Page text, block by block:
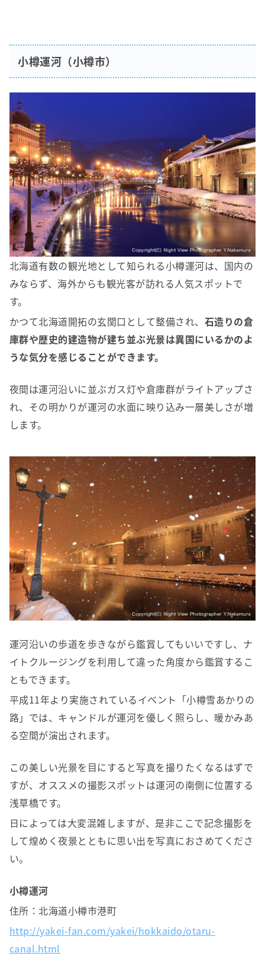
小樽運河（小樽市）
北海道有数の観光地として知られる小樽運河は、国内の
みならず、海外からも観光客が訪れる人気スポットで
す。
かつて北海道開拓の玄関口として整備され、 石造りの倉
庫群や歴史的建造物が建ち並ぶ光景は異国にいるかのよ
うな気分を感じることができます。
夜間は運河沿いに並ぶガス灯や倉庫群がライトアップさ
れ、その明かりが運河の水面に映り込み一層美しさが増
します。
運河沿いの歩道を歩きながら鑑賞してもいいですし、ナ
イトクルージングを利用して違った角度から鑑賞するこ
ともできます。
平成11年より実施されているイベント「小樽雪あかりの
路」では、キャンドルが運河を優しく照らし、暖かみあ
る空間が演出されます。
この美しい光景を目にすると写真を撮りたくなるはずで
すが、オススメの撮影スポットは運河の南側に位置する
浅草橋です。
日によっては大変混雑しますが、是非ここで記念撮影を
して煌めく夜景とともに思い出を写真におさめてくださ
い。
小樽運河
住所：北海道小樽市港町
http://yakei-fan.com/yakei/hokkaido/otaru-
canal.html